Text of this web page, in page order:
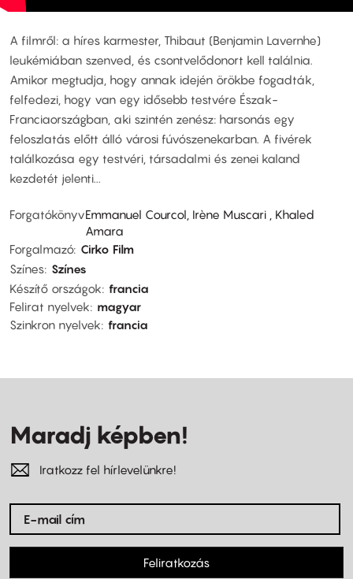
A filmről: a híres karmester, Thibaut (Benjamin Lavernhe)
leukémiában szenved, és csontvelődonort kell találnia.
Amikor megtudja, hogy annak idején örökbe fogadták,
felfedezi, hogy van egy idősebb testvére Észak-
Franciaországban, aki szintén zenész: harsonás egy
feloszlatás előtt álló városi fúvószenekarban. A fivérek
találkozása egy testvéri, társadalmi és zenei kaland
kezdetét jelenti...
ForgatókönyvEmmanuel Courcol, Irène Muscari , Khaled
Amara
Forgalmazó Cirko Film
Színes Színes
Készítő országok francia
Felirat nyelvek
magyar
Szinkron nyelvek francia
Maradj képben!
Iratkozz fel hírlevelünkre!
Feliratkozás